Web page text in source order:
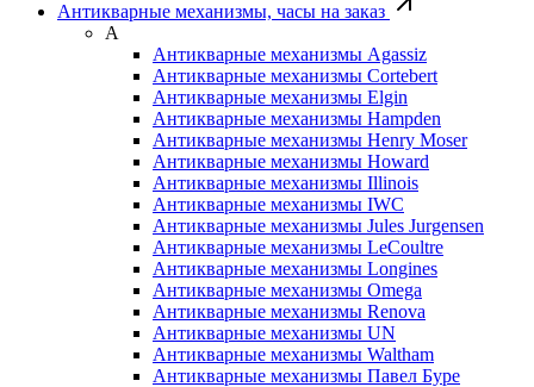
Антикварные механизмы, часы на заказ
А
Антикварные механизмы Agassiz
Антикварные механизмы Cortebert
Антикварные механизмы Elgin
Антикварные механизмы Hampden
Антикварные механизмы Henry Moser
Антикварные механизмы Howard
Антикварные механизмы Illinois
Антикварные механизмы IWC
Антикварные механизмы Jules Jurgensen
Антикварные механизмы LeCoultre
Антикварные механизмы Longines
Антикварные механизмы Omega
Антикварные механизмы Renova
Антикварные механизмы UN
Антикварные механизмы Waltham
Антикварные механизмы Павел Буре